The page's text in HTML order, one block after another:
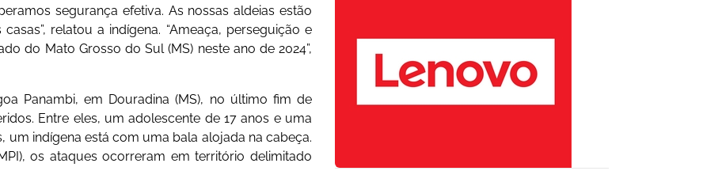
segurança efetiva. As nossas aldeias estão
relatou a indígena. “Ameaça, perseguição e
do Mato Grosso do Sul (MS) neste ano de 2024”,
Panambi, em Douradina (MS), no último fim de
Entre eles, um adolescente de 17 anos e uma
um indígena está com uma bala alojada na cabeça.
os ataques ocorreram em território delimitado